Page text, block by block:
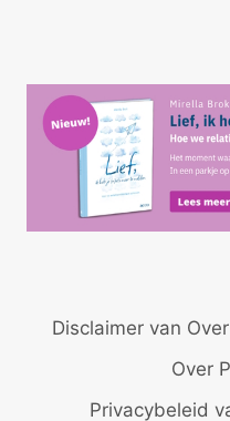
Disclaimer van
Over
Privacybeleid